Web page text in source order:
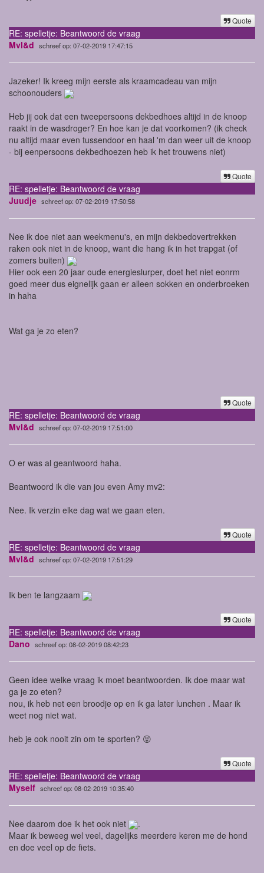
Quote
RE: spelletje: Beantwoord de vraag
Mvl&d schreef op: 07-02-2019 17:47:15
Jazeker! Ik kreeg mijn eerste als kraamcadeau van mijn
schoonouders
Heb jij ook dat een tweepersoons dekbedhoes altijd in de knoop
raakt in de wasdroger? En hoe kan je dat voorkomen? (ik check
nu altijd maar even tussendoor en haal 'm dan weer uit de knoop
- bij eenpersoons dekbedhoezen heb ik het trouwens niet)
Quote
RE: spelletje: Beantwoord de vraag
Juudje schreef op: 07-02-2019 17:50:58
Nee ik doe niet aan weekmenu's, en mijn dekbedovertrekken
raken ook niet in de knoop, want die hang ik in het trapgat (of
zomers buiten)
Hier ook een 20 jaar oude energieslurper, doet het niet eonrm
goed meer dus eignelijk gaan er alleen sokken en onderbroeken
in haha
Wat ga je zo eten?
Quote
RE: spelletje: Beantwoord de vraag
Mvl&d schreef op: 07-02-2019 17:51:00
O er was al geantwoord haha.
Beantwoord ik die van jou even Amy mv2:
Nee. Ik verzin elke dag wat we gaan eten.
Quote
RE: spelletje: Beantwoord de vraag
Mvl&d schreef op: 07-02-2019 17:51:29
Ik ben te langzaam
Quote
RE: spelletje: Beantwoord de vraag
Dano schreef op: 08-02-2019 08:42:23
Geen idee welke vraag ik moet beantwoorden. Ik doe maar wat
ga je zo eten?
nou, ik heb net een broodje op en ik ga later lunchen . Maar ik
weet nog niet wat.
heb je ook nooit zin om te sporten? 😝
Quote
RE: spelletje: Beantwoord de vraag
Myself schreef op: 08-02-2019 10:35:40
Nee daarom doe ik het ook niet
.
Maar ik beweeg wel veel, dagelijks meerdere keren me de hond
en doe veel op de fiets.